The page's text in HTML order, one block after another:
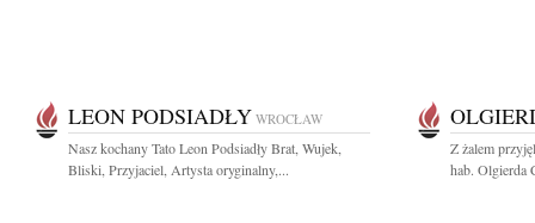
LEON PODSIADŁY WROCŁAW
Nasz kochany Tato Leon Podsiadły Brat, Wujek,
Bliski, Przyjaciel, Artysta oryginalny,...
Z żalem
hab. Olgierda